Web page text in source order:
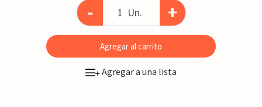
- Un. +
Agregar al carrito
+Agregar a una lista